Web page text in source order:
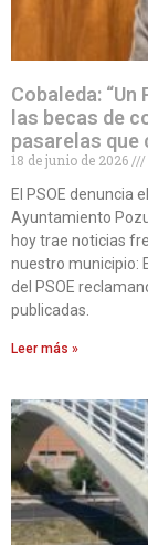
Cobaleda:
las becas de
pasarelas que
18 de junio de 2026
El PSOE denuncia
Ayuntamiento
hoy trae noticias
nuestro municipio:
del PSOE
publicadas.
Leer más »